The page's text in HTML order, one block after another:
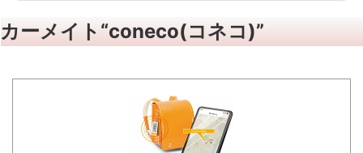
カーメイト“coneco(コネコ)”